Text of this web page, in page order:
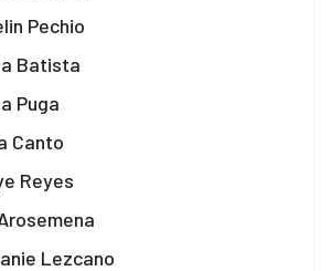
Pechio
Batista
Puga
Canto
Reyes
Lezcano